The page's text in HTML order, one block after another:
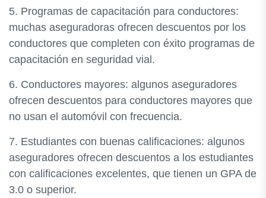
5. Programas de capacitación para conductores:
muchas aseguradoras ofrecen descuentos por los
conductores que completen con éxito programas de
capacitación en seguridad vial.
6. Conductores mayores: algunos aseguradores
ofrecen descuentos para conductores mayores que
no usan el automóvil con frecuencia.
7. Estudiantes con buenas calificaciones: algunos
aseguradores ofrecen descuentos a los estudiantes
con calificaciones excelentes, que tienen un GPA de
3.0 o superior.